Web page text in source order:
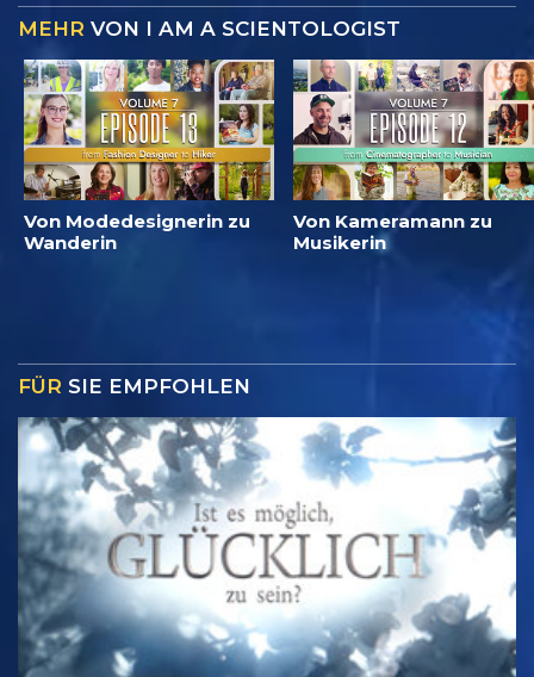
MEHR VON I AM A SCIENTOLOGIST
Von Modedesignerin zu
Wanderin
Von Kameramann zu
Musikerin
FÜR SIE EMPFOHLEN